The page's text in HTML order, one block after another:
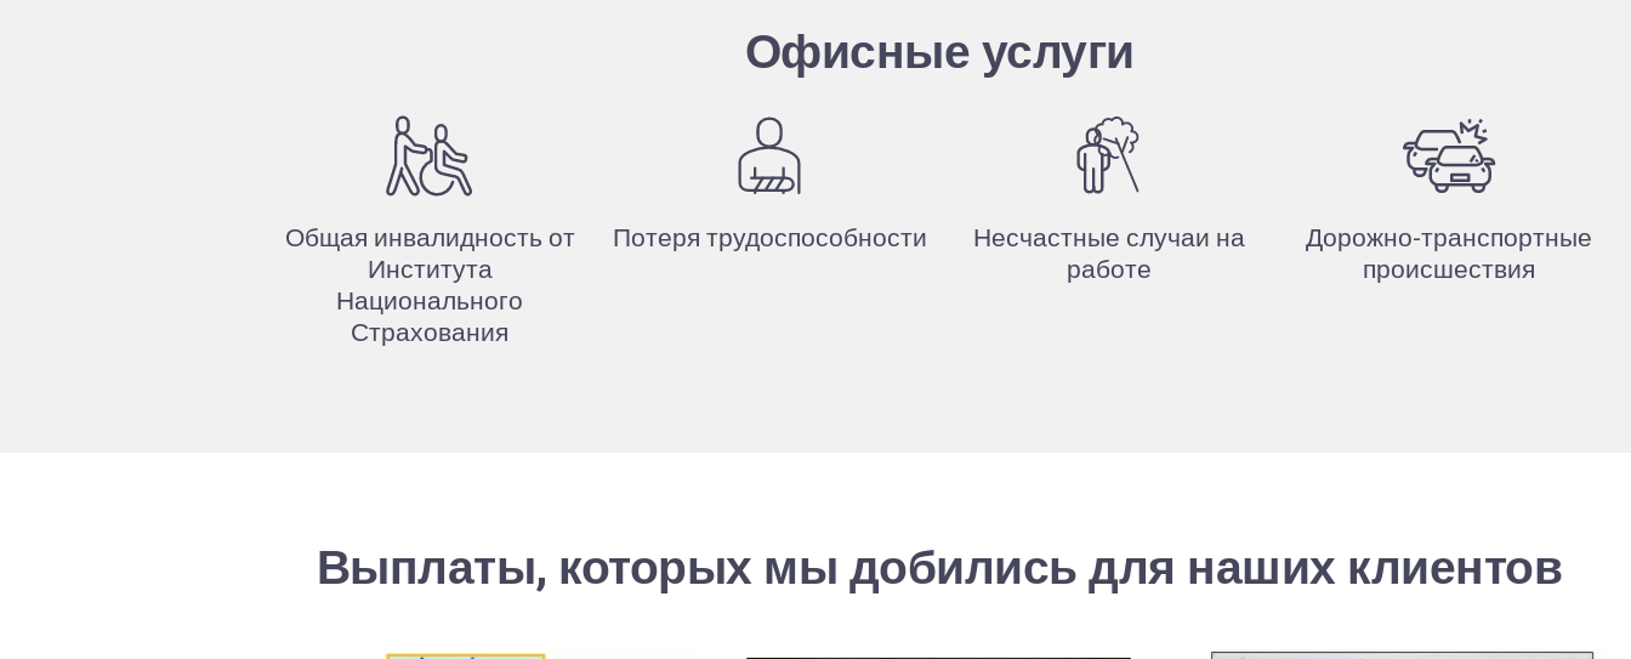
Офисные услуги
Дорожно-транспортные
происшествия
Несчастные случаи на
работе
Потеря трудоспособности
Общая инвалидность от
Института
Национального
Страхования
Выплаты, которых мы добились для наших клиентов